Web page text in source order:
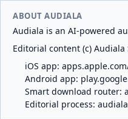
ABOUT AUDIALA
Audiala is an AI-powered
Editorial content (c)
iOS app:
Android app:
Smart download router:
Editorial process: